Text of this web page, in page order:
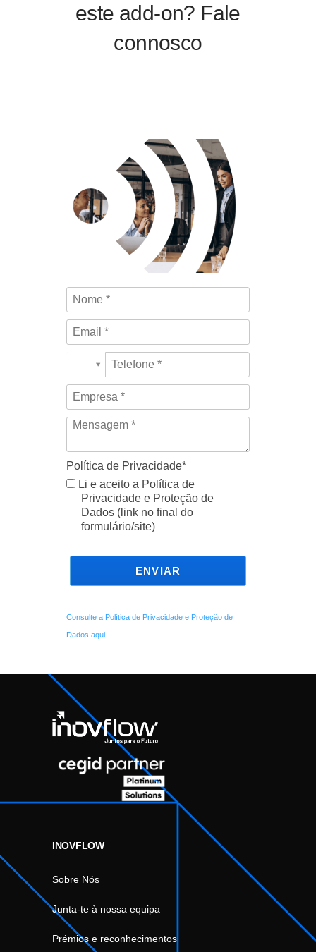
este add-on? Fale
connosco
Política de Privacidade*
Li e aceito a Política de
Privacidade e Proteção de
Dados (link no final do
formulário/site)
ENVIAR
Consulte a Política de Privacidade e Proteção de
Dados aqui
INOVFLOW
Sobre Nós
Junta-te à nossa equipa
Prémios e reconhecimentos